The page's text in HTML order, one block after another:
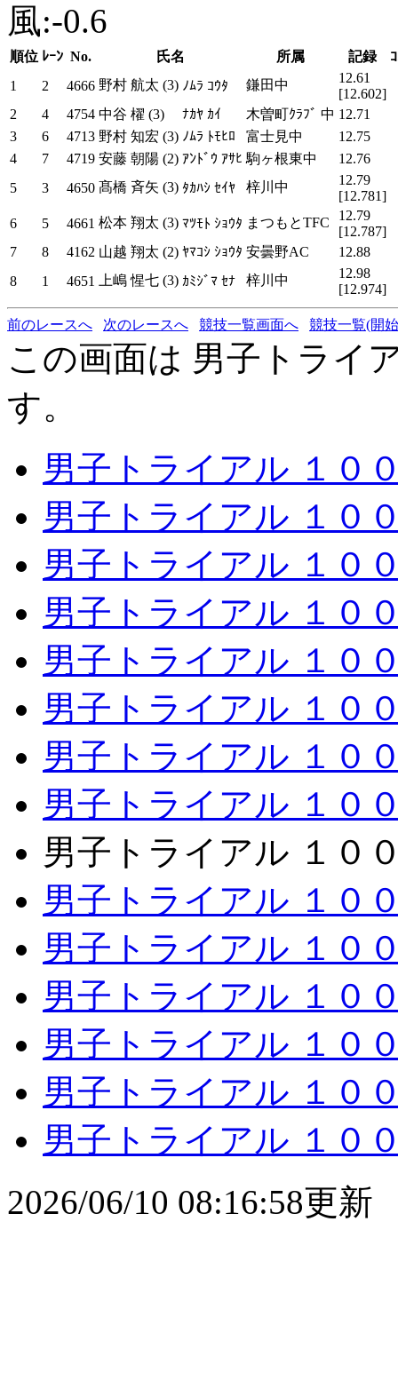
風:-0.6
順位 ﾚｰﾝ No. 氏名 所属 記録
1
2 4666 野村 航太 (3) ﾉﾑﾗ ｺｳﾀ 鎌田中
12.61
[12.602]
2
4 4754 中谷 櫂 (3) ﾅｶﾔ ｶｲ 木曽町ｸﾗﾌﾞ 中 12.71
3
6 4713 野村 知宏 (3) ﾉﾑﾗ ﾄﾓﾋﾛ 富士見中
12.75
4
7 4719 安藤 朝陽 (2) ｱﾝﾄﾞｳ ｱｻﾋ 駒ヶ根東中
12.76
5
3 4650 髙橋 斉矢 (3) ﾀｶﾊｼ ｾｲﾔ 梓川中
12.79
[12.781]
6
5 4661 松本 翔太 (3) ﾏﾂﾓﾄ ｼｮｳﾀ まつもとTFC
12.79
[12.787]
7
8 4162 山越 翔太 (2) ﾔﾏｺｼ ｼｮｳﾀ 安曇野AC
12.88
8
1 4651 上嶋 惺七 (3) ｶﾐｼﾞﾏ ｾﾅ 梓川中
12.98
[12.974]
前のレースへ 次のレースへ 競技一覧画面へ 競技一覧(開
この画面は 男子トライ
す。
男子トライアル １０
男子トライアル １０
男子トライアル １０
男子トライアル １０
男子トライアル １０
男子トライアル １０
男子トライアル １０
男子トライアル １０
男子トライアル １０
男子トライアル １０
男子トライアル １０
男子トライアル １０
男子トライアル １０
男子トライアル １０
男子トライアル １０
2026/06/10 08:16:58更新